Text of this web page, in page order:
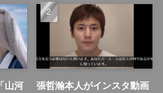
山河
張哲瀚本人がインスタ動画